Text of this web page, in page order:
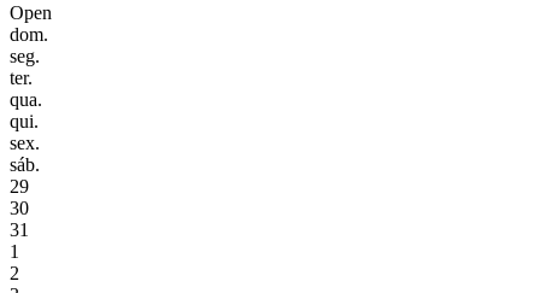
Open
dom.
seg.
ter.
qua.
qui.
sex.
sáb.
29
30
31
1
2